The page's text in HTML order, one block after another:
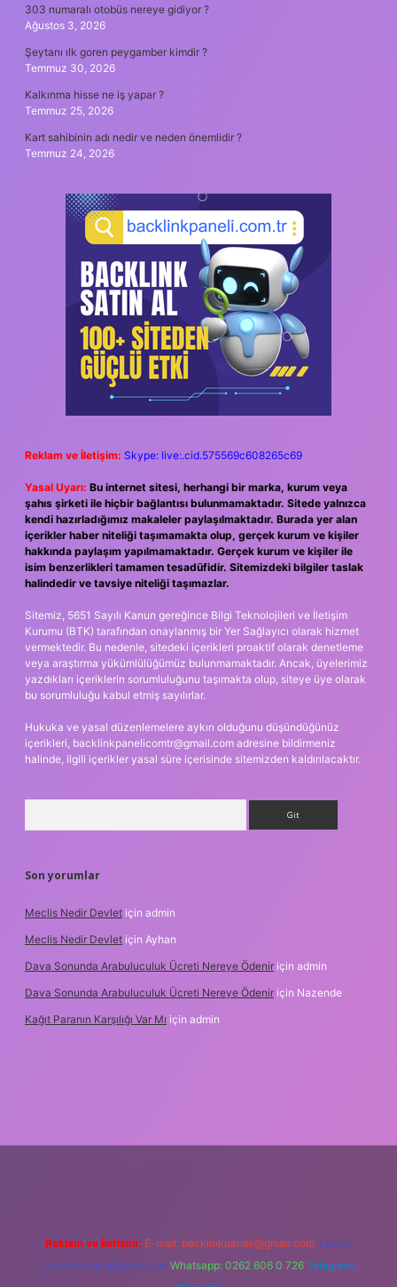
303 numaralı otobüs nereye gidiyor ?
Ağustos 3, 2026
Şeytanı ılk goren peygamber kimdir ?
Temmuz 30, 2026
Kalkınma hisse ne iş yapar ?
Temmuz 25, 2026
Kart sahibinin adı nedir ve neden önemlidir ?
Temmuz 24, 2026
Reklam ve İletişim: Skype: live:.cid.575569c608265c69
Yasal Uyarı: Bu internet sitesi, herhangi bir marka, kurum veya
şahıs şirketi ile hiçbir bağlantısı bulunmamaktadır. Sitede yalnızca
kendi hazırladığımız makaleler paylaşılmaktadır. Burada yer alan
içerikler haber niteliği taşımamakta olup, gerçek kurum ve kişiler
hakkında paylaşım yapılmamaktadır. Gerçek kurum ve kişiler ile
isim benzerlikleri tamamen tesadüfidir. Sitemizdeki bilgiler taslak
halindedir ve tavsiye niteliği taşımazlar.
Sitemiz, 5651 Sayılı Kanun gereğince Bilgi Teknolojileri ve İletişim
Kurumu (BTK) tarafından onaylanmış bir Yer Sağlayıcı olarak hizmet
vermektedir. Bu nedenle, sitedeki içerikleri proaktif olarak denetleme
veya araştırma yükümlülüğümüz bulunmamaktadır. Ancak, üyelerimiz
yazdıkları içeriklerin sorumluluğunu taşımakta olup, siteye üye olarak
bu sorumluluğu kabul etmiş sayılırlar.
Hukuka ve yasal düzenlemelere aykırı olduğunu düşündüğünüz
içerikleri, backlinkpanelicomtr@gmail.com adresine bildirmeniz
halinde, ilgili içerikler yasal süre içerisinde sitemizden kaldırılacaktır.
Son yorumlar
Meclis Nedir Devlet için admin
Meclis Nedir Devlet için Ayhan
Dava Sonunda Arabuluculuk Ücreti Nereye Ödenir için admin
Dava Sonunda Arabuluculuk Ücreti Nereye Ödenir için Nazende
Kağıt Paranın Karşılığı Var Mı için admin
Reklam ve İletişim: E-mail: backlinkpaneli@gmail.com Teams:
forumhizmeti@gmail.com Whatsapp: 0262 606 0 726 Telegram: